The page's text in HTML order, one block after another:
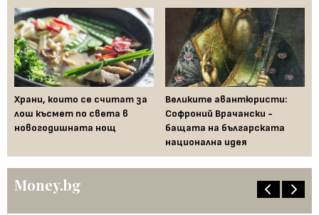
Храни, които се считат за
лош късмет по света в
новогодишната нощ
Великите авантюристи:
Софроний Врачански -
бащата на българската
национална идея
Money.bg